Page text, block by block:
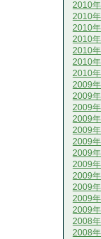
2010
2010
2010
2010
2010
2010
2010
2009
2009
2009
2009
2009
2009
2009
2009
2009
2009
2009
2009
2008
2008